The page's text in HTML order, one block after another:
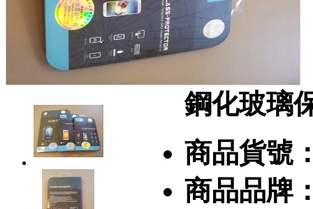
鋼化玻璃
商品貨號
商品品牌